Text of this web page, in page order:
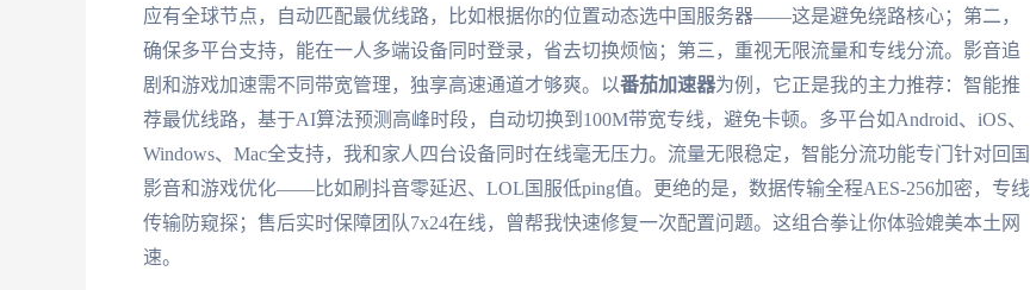
应有全球节点，自动匹配最优线路，比如根据你的位置动态选中国服务器——这是避免绕路核心；第二，
确保多平台支持，能在一人多端设备同时登录，省去切换烦恼；第三，重视无限流量和专线分流。影音追
剧和游戏加速需不同带宽管理，独享高速通道才够爽。以番茄加速器为例，它正是我的主力推荐：智能推
荐最优线路，基于AI算法预测高峰时段，自动切换到100M带宽专线，避免卡顿。多平台如Android、iOS、
Windows、Mac全支持，我和家人四台设备同时在线毫无压力。流量无限稳定，智能分流功能专门针对回国
影音和游戏优化——比如刷抖音零延迟、LOL国服低ping值。更绝的是，数据传输全程AES-256加密，专线
传输防窥探；售后实时保障团队7x24在线，曾帮我快速修复一次配置问题。这组合拳让你体验媲美本土网
速。